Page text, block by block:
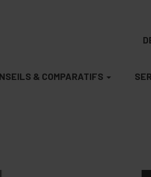
& COMPARATIFS